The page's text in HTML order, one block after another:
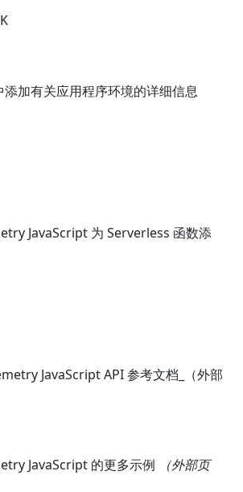
加有关应用程序环境的详细信息
JavaScript 为 Serverless 函数添
JavaScript API 参考文档_（外部
JavaScript 的更多示例
（外部页